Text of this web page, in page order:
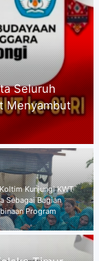
Seluruh
Menyambut
P2KB Kabupaten
Timur
HUT RI ke-81"